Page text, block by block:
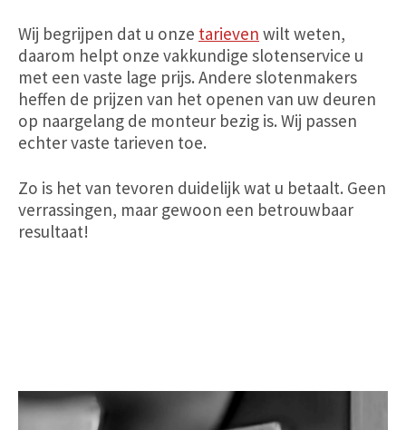
Wij begrijpen dat u onze tarieven wilt weten,
daarom helpt onze vakkundige slotenservice u
met een vaste lage prijs. Andere slotenmakers
heffen de prijzen van het openen van uw deuren
op naargelang de monteur bezig is. Wij passen
echter vaste tarieven toe.
Zo is het van tevoren duidelijk wat u betaalt. Geen
verrassingen, maar gewoon een betrouwbaar
resultaat!